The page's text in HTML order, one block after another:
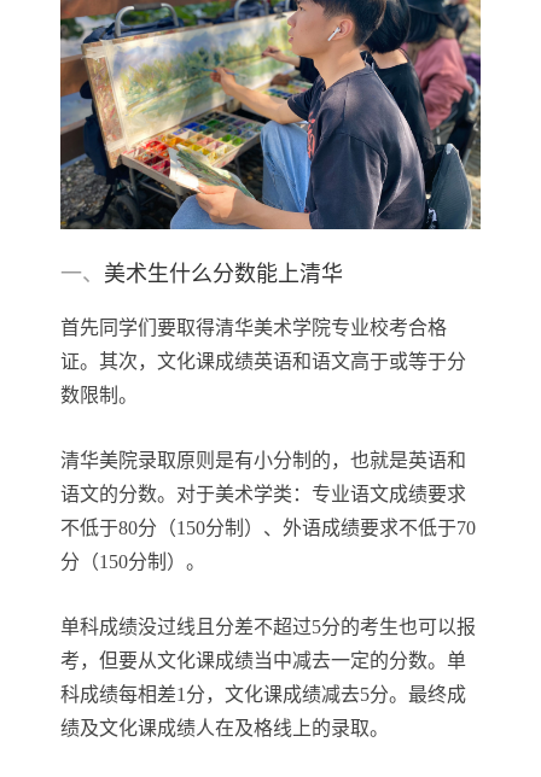
一、 美术生什么分数能上清华
首先同学们要取得清华美术学院专业校考合格
证。其次，文化课成绩英语和语文高于或等于分
数限制。
清华美院录取原则是有小分制的，也就是英语和
语文的分数。对于美术学类：专业语文成绩要求
不低于80分（150分制）、外语成绩要求不低于70
分（150分制）。
单科成绩没过线且分差不超过5分的考生也可以报
考，但要从文化课成绩当中减去一定的分数。单
科成绩每相差1分，文化课成绩减去5分。最终成
绩及文化课成绩人在及格线上的录取。